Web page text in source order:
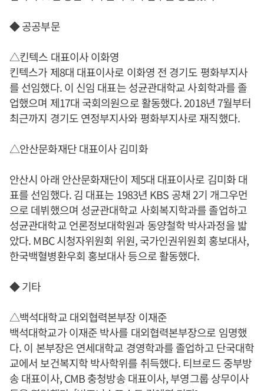
◆ 공공부문
△킨텍스 대표이사 이화영
킨텍스가 제8대 대표이사로 이화영 전 경기도 평화부지사
를 선임했다. 이 신임 대표는 성균관대학교 사회학과를 졸
업했으며 제17대 국회의원으로 활동했다. 2018년 7월부터
최근까지 경기도 연정부지사와 평화부지사로 재직했다.
△안산문화재단 대표이사 김미화
안산시 아래 안산문화재단이 제5대 대표이사로 김미화 대
표를 선임했다. 김 대표는 1983년 KBS 공채 2기 개그우먼
으로 데뷔했으며 성균관대학교 사회복지학과를 졸업하고
성균관대학교 언론정보대학원과 동양철학 박사과정을 밟
았다. MBC 시청자위원회 위원, 국가인권위원회 홍보대사,
한국백혈병환우회 홍보대사 등으로 활동했다.
◆ 기타
△백석대학교 대외협력본부장 이재준
백석대학교가 이재준 박사를 대외협력본부장으로 임명했
다. 이 본부장은 연세대학교 경영학과를 졸업하고 단국대학
교에서 보건복지학 박사학위를 취득했다. 티브로드 중부방
송 대표이사, CMB 충청방송 대표이사, 부영그룹 상무이사